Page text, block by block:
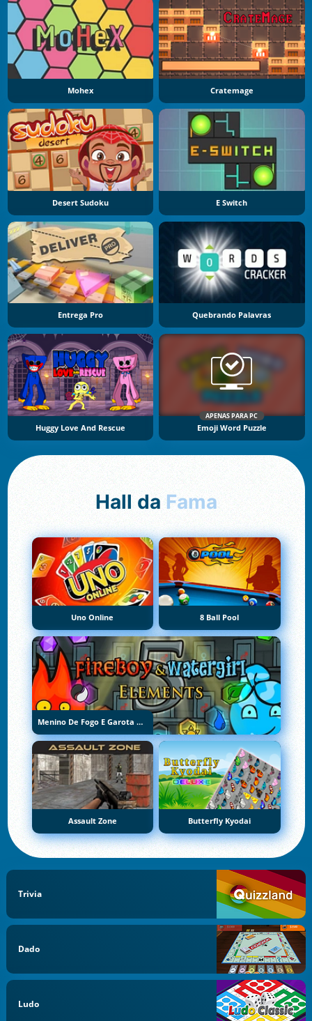
Mohex Cratemage
Desert Sudoku E Switch
Entrega Pro Quebrando Palavras
Huggy Love And Rescue
APENAS PARA PC
Emoji Word Puzzle
Hall da Fama
Uno Online 8 Ball Pool
Menino De Fogo E Garota De Água 5: Elementos
Assault Zone Butterfly Kyodai
Trivia
Dado
Ludo